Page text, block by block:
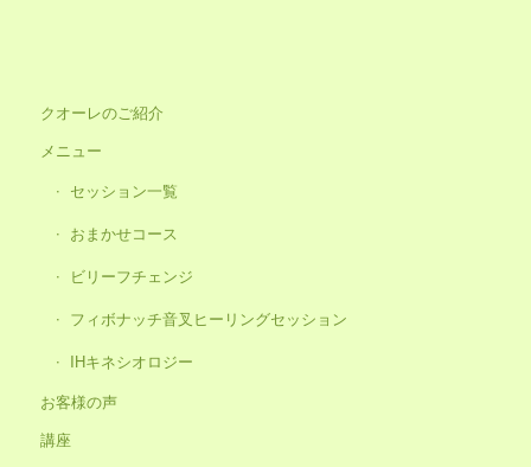
クオーレのご紹介
メニュー
セッション一覧
おまかせコース
ビリーフチェンジ
フィボナッチ音叉ヒーリングセッション
IHキネシオロジー
お客様の声
講座